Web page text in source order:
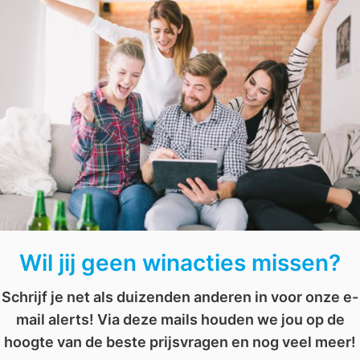
Iedereen die zich inschrijft maakt kans! Houd onze
gelukkige winnaar bent.
telefoon ,telefoon opladen,telefoon opladen met power bank
Wil jij geen winacties missen?
Schrijf je net als duizenden anderen in voor onze e-
mail alerts! Via deze mails houden we jou op de
hoogte van de beste prijsvragen en nog veel meer!